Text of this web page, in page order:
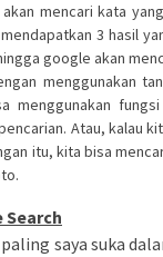
mencari kata
3 hasil
google akan
menggunakan
menggunakan
Atau, kalau
itu, kita bisa
Search
saya suka